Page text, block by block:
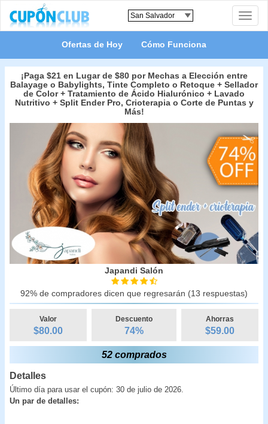
Toggle
Ofertas de Hoy Cómo Funciona
¡Paga $21 en Lugar de $80 por Mechas a Elección entre
Balayage o Babylights, Tinte Completo o Retoque + Sellador
de Color + Tratamiento de Ácido Hialurónico + Lavado
Nutritivo + Split Ender Pro, Crioterapia o Corte de Puntas y
Más!
Japandi Salón
92% de compradores dicen que regresarán (13 respuestas)
Valor
$80.00
Descuento
74%
Ahorras
$59.00
52 comprados
Detalles
Último día para usar el cupón: 30 de julio de 2026.
Un par de detalles: